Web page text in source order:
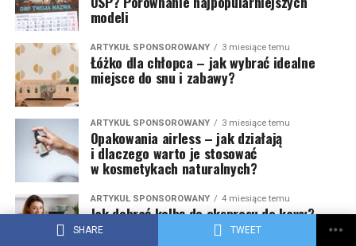
SHARE TWEET
modeli
ARTYKUŁ SPONSOROWANY 3 miesiące temu
Łóżko dla chłopca – jak wybrać idealne
miejsce do snu i zabawy?
ARTYKUŁ SPONSOROWANY 3 miesiące temu
Opakowania airless – jak działają
i dlaczego warto je stosować
w kosmetykach naturalnych?
ARTYKUŁ SPONSOROWANY 4 miesiące temu
Jak dobrać kolbę do ekspresu do kawy?